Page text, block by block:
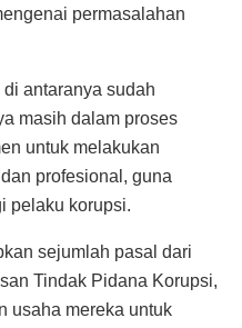
permasalahan
antaranya sudah
masih dalam proses
untuk melakukan
profesional, guna
pelaku korupsi.
sejumlah pasal dari
Tindak Pidana Korupsi,
usaha mereka untuk